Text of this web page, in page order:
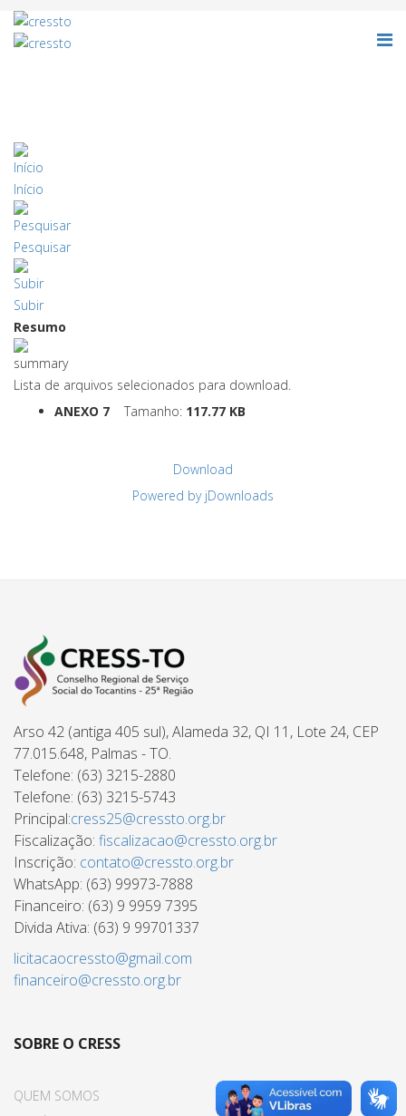
Início
Pesquisar
Subir
Resumo
Lista de arquivos selecionados para download.
ANEXO 7 Tamanho: 117.77 KB
Download
Powered by jDownloads
Arso 42 (antiga 405 sul), Alameda 32, QI 11, Lote 24, CEP
77.015.648, Palmas - TO.
Telefone: (63) 3215-2880
Telefone: (63) 3215-5743
Principal:cress25@cressto.org.br
Fiscalização: fiscalizacao@cressto.org.br
Inscrição: contato@cressto.org.br
WhatsApp: (63) 99973-7888
Financeiro: (63) 9 9959 7395
Divida Ativa: (63) 9 99701337
licitacaocressto@gmail.com
financeiro@cressto.org.br
SOBRE O CRESS
QUEM SOMOS